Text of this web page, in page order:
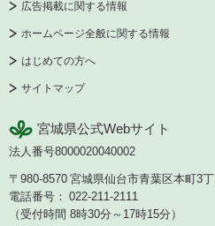
広告掲載に関する情報
ホームページ全般に関する情報
はじめての方へ
サイトマップ
宮城県公式Webサイト
法人番号8000020040002
〒980-8570 宮城県仙台市青葉区本町3
電話番号： 022-211-2111
（受付時間 8時30分～17時15分）